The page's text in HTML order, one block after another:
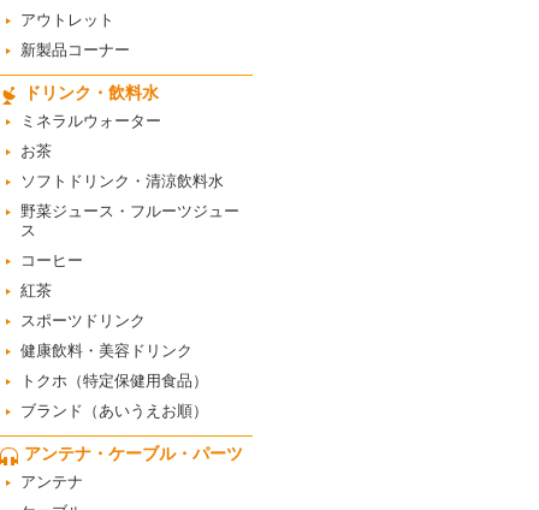
アウトレット
新製品コーナー
ドリンク・飲料水
ミネラルウォーター
お茶
ソフトドリンク・清涼飲料水
野菜ジュース・フルーツジュー
ス
コーヒー
紅茶
スポーツドリンク
健康飲料・美容ドリンク
トクホ（特定保健用食品）
ブランド（あいうえお順）
アンテナ・ケーブル・パーツ
アンテナ